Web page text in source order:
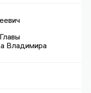
Владимира